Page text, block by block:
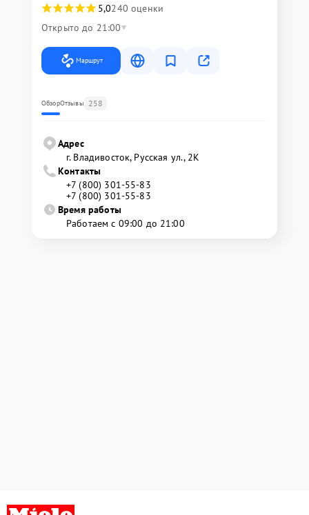
5,0240 оценки
Открыто до 21:00
Маршрут
ОбзорОтзывы 258
Адрес
г. Владивосток, Русская ул., 2К
Контакты
+7 (800) 301-55-83
+7 (800) 301-55-83
Время работы
Работаем с 09:00 до 21:00